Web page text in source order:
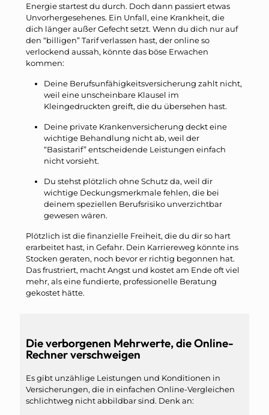
Energie startest du durch. Doch dann passiert etwas
Unvorhergesehenes. Ein Unfall, eine Krankheit, die
dich länger außer Gefecht setzt. Wenn du dich nur auf
den “billigen” Tarif verlassen hast, der online so
verlockend aussah, könnte das böse Erwachen
kommen:
Deine Berufsunfähigkeitsversicherung zahlt nicht,
weil eine unscheinbare Klausel im
Kleingedruckten greift, die du übersehen hast.
Deine private Krankenversicherung deckt eine
wichtige Behandlung nicht ab, weil der
“Basistarif” entscheidende Leistungen einfach
nicht vorsieht.
Du stehst plötzlich ohne Schutz da, weil dir
wichtige Deckungsmerkmale fehlen, die bei
deinem speziellen Berufsrisiko unverzichtbar
gewesen wären.
Plötzlich ist die finanzielle Freiheit, die du dir so hart
erarbeitet hast, in Gefahr. Dein Karriereweg könnte ins
Stocken geraten, noch bevor er richtig begonnen hat.
Das frustriert, macht Angst und kostet am Ende oft viel
mehr, als eine fundierte, professionelle Beratung
gekostet hätte.
Die verborgenen Mehrwerte, die Online-
Rechner verschweigen
Es gibt unzählige Leistungen und Konditionen in
Versicherungen, die in einfachen Online-Vergleichen
schlichtweg nicht abbildbar sind. Denk an: